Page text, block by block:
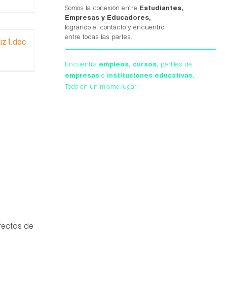
de
Somos la conexión entre Estudiantes,
Empresas y Educadores,
logrando el contacto y encuentro
entre todas las partes.
Encuentra empleos, cursos, perfiles de
empresas e instituciones educativas.
Todo en un mismo lugar!